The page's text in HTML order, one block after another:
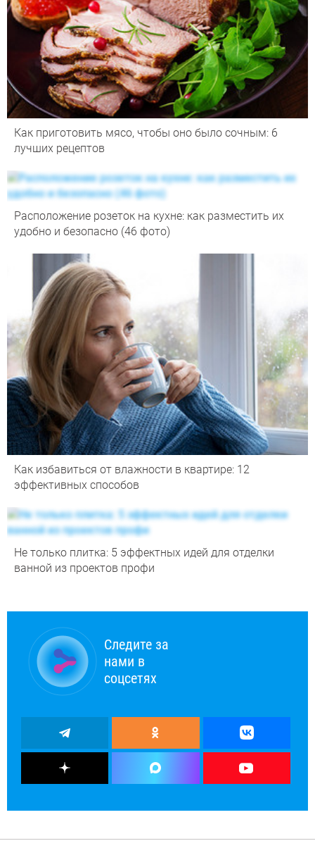
Как приготовить мясо, чтобы оно было сочным: 6
лучших рецептов
Расположение розеток на кухне: как разместить их
удобно и безопасно (46 фото)
Как избавиться от влажности в квартире: 12
эффективных способов
Не только плитка: 5 эффектных идей для отделки
ванной из проектов профи
Следите за
нами в
соцсетях